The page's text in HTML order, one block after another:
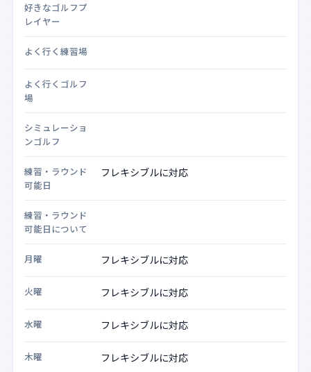
好きなゴルフプ
レイヤー
よく行く練習場
よく行くゴルフ
場
シミュレーショ
ンゴルフ
練習・ラウンド
可能日
練習・ラウンド
可能日について
月曜
火曜
水曜
木曜